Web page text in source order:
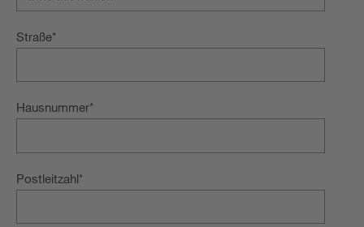
Straße*
Hausnummer*
Postleitzahl*